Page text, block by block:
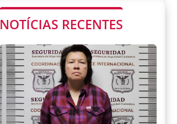
NOTÍCIAS RECENTES